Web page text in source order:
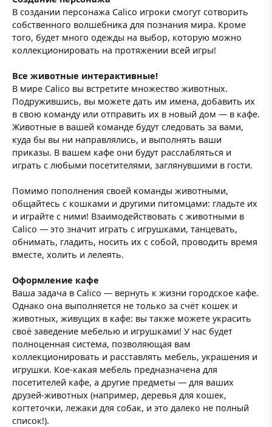
В создании персонажа Calico игроки смогут сотворить
собственного волшебника для познания мира. Кроме
того, будет много одежды на выбор, которую можно
коллекционировать на протяжении всей игры!
Все животные интерактивные!
В мире Calico вы встретите множество животных.
Подружившись, вы можете дать им имена, добавить их
в свою команду или отправить их в новый дом — в кафе.
Животные в вашей команде будут следовать за вами,
куда бы вы ни направлялись, и выполнять ваши
приказы. В вашем кафе они будут расслабляться и
играть с любыми посетителями, заглянувшими в гости.
Помимо пополнения своей команды животными,
общайтесь с кошками и другими питомцами: гладьте их
и играйте с ними! Взаимодействовать с животными в
Calico — это значит играть с игрушками, танцевать,
обнимать, гладить, носить их с собой, проводить время
вместе, холить и лелеять.
Оформление кафе
Ваша задача в Calico — вернуть к жизни городское кафе.
Однако она выполняется не только за счёт кошек и
животных, живущих в кафе: вы также можете украсить
своё заведение мебелью и игрушками! У нас будет
полноценная система, позволяющая вам
коллекционировать и расставлять мебель, украшения и
игрушки. Кое-какая мебель предназначена для
посетителей кафе, а другие предметы — для ваших
друзей-животных (например, деревья для кошек,
когтеточки, лежаки для собак, и это далеко не полный
список!).